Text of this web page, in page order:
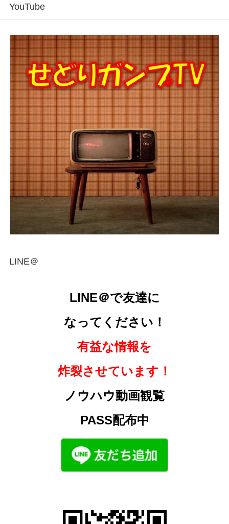
YouTube
LINE＠
LINE＠で友達に
なってください！
有益な情報を
炸裂させています！
ノウハウ動画観覧
PASS配布中